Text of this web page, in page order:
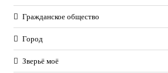
Гражданское общество
Город
Зверьё моё